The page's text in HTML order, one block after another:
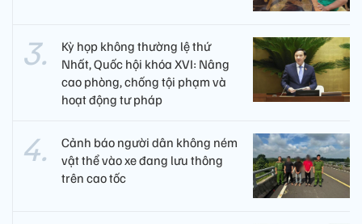
Kỳ họp không thường lệ thứ
Nhất, Quốc hội khóa XVI: Nâng
cao phòng, chống tội phạm và
hoạt động tư pháp
Cảnh báo người dân không ném
vật thể vào xe đang lưu thông
trên cao tốc